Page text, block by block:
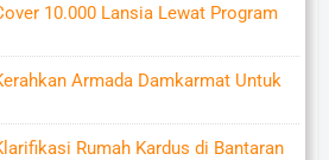
10.000 Lansia Lewat Program
Armada Damkarmat Untuk
Rumah Kardus di Bantaran